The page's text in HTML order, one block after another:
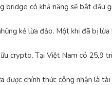
có khả năng sẽ bắt đầu
kẻ lừa đảo. Một khi đã bị
crypto. Tại Việt Nam có 25,9
chính thức công nhận là